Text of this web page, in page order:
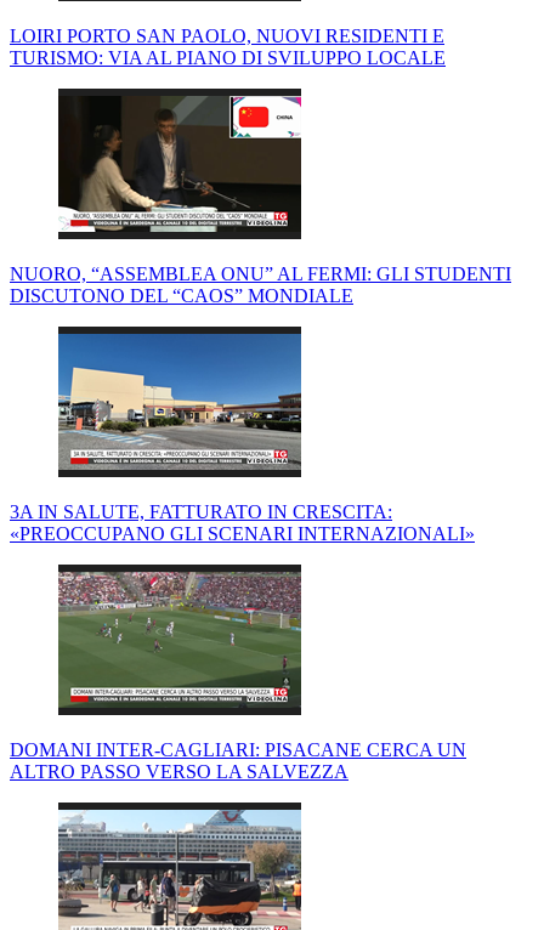
LOIRI PORTO SAN PAOLO, NUOVI RESIDENTI E
TURISMO: VIA AL PIANO DI SVILUPPO LOCALE
NUORO, “ASSEMBLEA ONU” AL FERMI: GLI STUDENTI
DISCUTONO DEL “CAOS” MONDIALE
3A IN SALUTE, FATTURATO IN CRESCITA:
«PREOCCUPANO GLI SCENARI INTERNAZIONALI»
DOMANI INTER-CAGLIARI: PISACANE CERCA UN
ALTRO PASSO VERSO LA SALVEZZA